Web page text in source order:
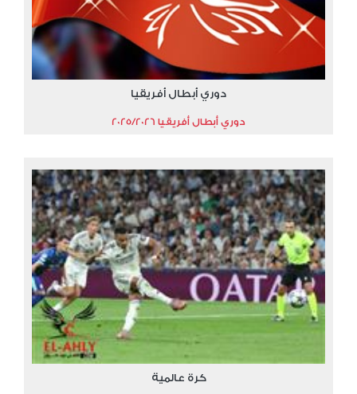
دوري أبطال أفريقيا
دوري أبطال أفريقيا 2025/2026
كرة عالمية